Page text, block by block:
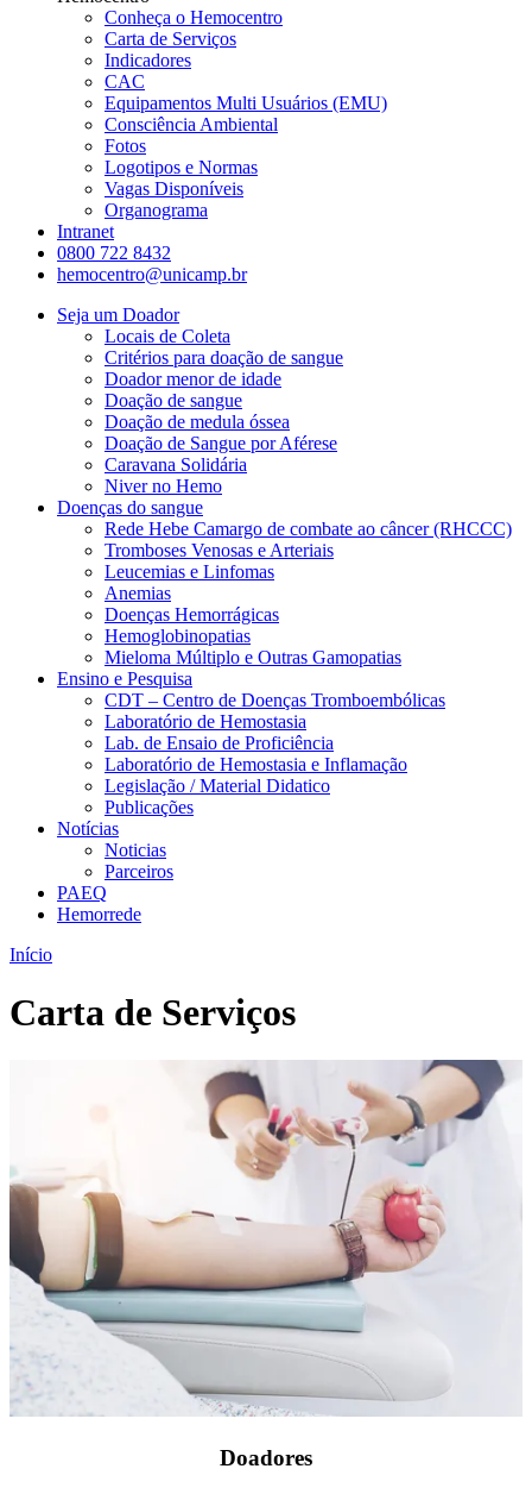
Conheça o Hemocentro
Carta de Serviços
Indicadores
CAC
Equipamentos Multi Usuários (EMU)
Consciência Ambiental
Fotos
Logotipos e Normas
Vagas Disponíveis
Organograma
Intranet
0800 722 8432
hemocentro@unicamp.br
Seja um Doador
Locais de Coleta
Critérios para doação de sangue
Doador menor de idade
Doação de sangue
Doação de medula óssea
Doação de Sangue por Aférese
Caravana Solidária
Niver no Hemo
Doenças do sangue
Rede Hebe Camargo de combate ao câncer (RHCCC)
Tromboses Venosas e Arteriais
Leucemias e Linfomas
Anemias
Doenças Hemorrágicas
Hemoglobinopatias
Mieloma Múltiplo e Outras Gamopatias
Ensino e Pesquisa
CDT – Centro de Doenças Tromboembólicas
Laboratório de Hemostasia
Lab. de Ensaio de Proficiência
Laboratório de Hemostasia e Inflamação
Legislação / Material Didatico
Publicações
Notícias
Noticias
Parceiros
PAEQ
Hemorrede
Início
Carta de Serviços
Doadores